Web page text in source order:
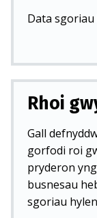
Data
Rhoi
Gall
gorfodi roi
pryderon
busnesau
sgoriau